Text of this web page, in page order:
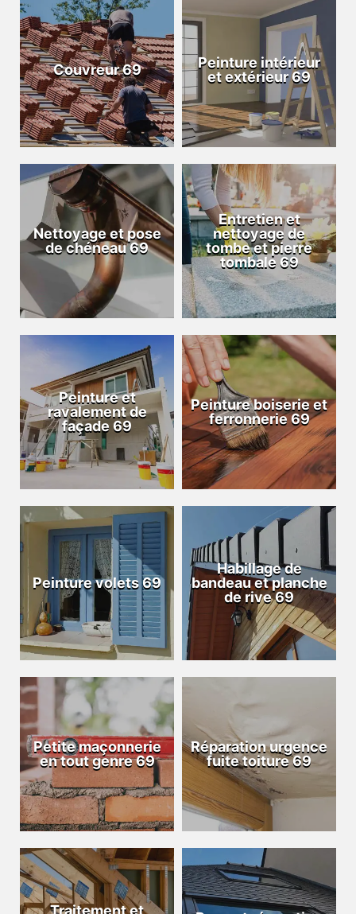
Couvreur 69
Peinture intérieur
et extérieur 69
Nettoyage et pose
de chéneau 69
Entretien et
nettoyage de
tombe et pierre
tombale 69
Peinture et
ravalement de
façade 69
Peinture boiserie et
ferronnerie 69
Peinture volets 69
Habillage de
bandeau et planche
de rive 69
Petite maçonnerie
en tout genre 69
Réparation urgence
fuite toiture 69
Traitement et